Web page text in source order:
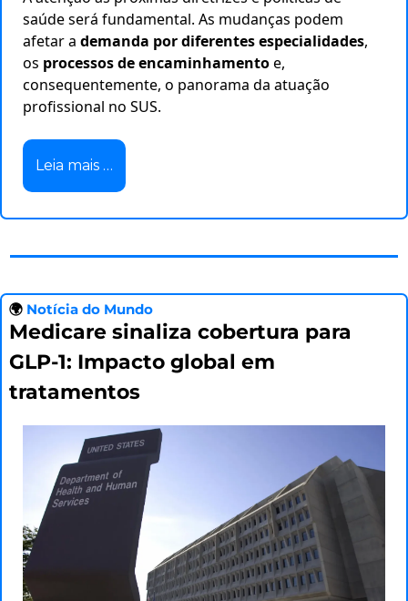
saúde será fundamental. As mudanças podem
afetar a demanda por diferentes especialidades,
os processos de encaminhamentoe,
consequentemente, o panorama da atuação
profissional no SUS.
Leia mais …
🌍 Notícia do Mundo
Medicare sinaliza cobertura para
GLP-1: Impacto global em
tratamentos